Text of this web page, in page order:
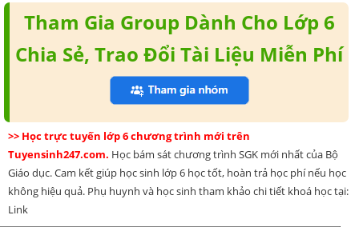
Tham Gia Group Dành Cho Lớp 6
Chia Sẻ, Trao Đổi Tài Liệu Miễn Phí
>> Học trực tuyến lớp 6 chương trình mới trên
Tuyensinh247.com. Học bám sát chương trình SGK mới nhất của Bộ
Giáo dục. Cam kết giúp học sinh lớp 6 học tốt, hoàn trả học phí nếu học
không hiệu quả. Phụ huynh và học sinh tham khảo chi tiết khoá học tại:
Link